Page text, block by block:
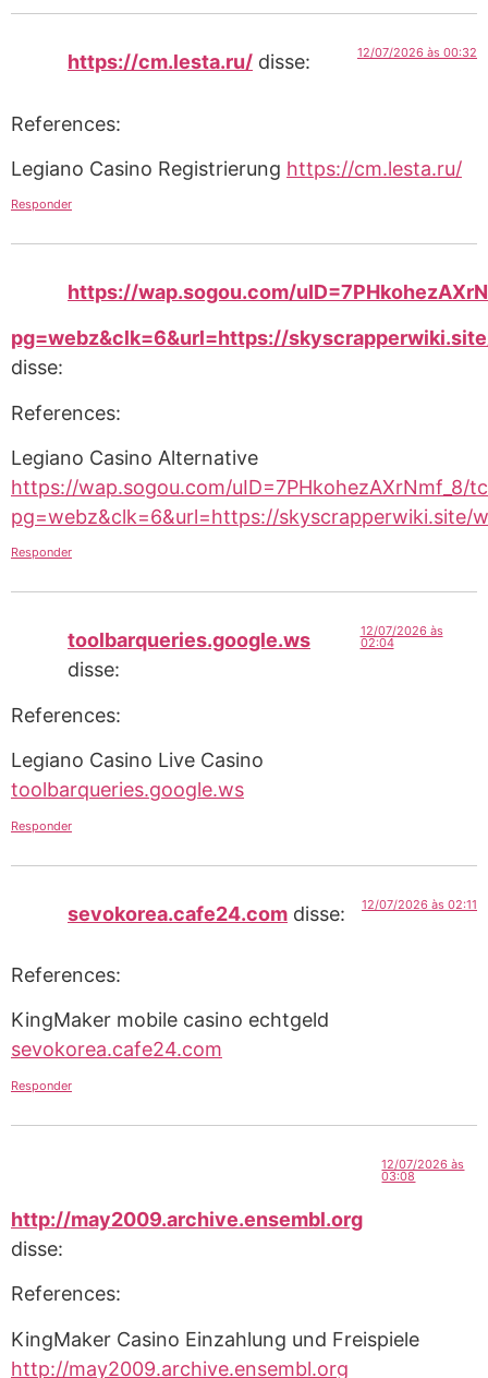
https://cm.lesta.ru/ disse: 12/07/2026 às 00:32
References:
Legiano Casino Registrierung https://cm.lesta.ru/
Responder
https://wap.sogou.com/
pg=webz&clk=6&url=https://
disse:
References:
Legiano Casino Alternative
https://wap.sogou.com/uID=7PHkohezAXrNmf_8/
pg=webz&clk=6&url=https://skyscrapperwiki.site/
Responder
toolbarqueries.google.ws
disse:
12/07/2026 às
02:04
References:
Legiano Casino Live Casino
toolbarqueries.google.ws
Responder
sevokorea.cafe24.com disse: 12/07/2026 às 02:11
References:
KingMaker mobile casino echtgeld
sevokorea.cafe24.com
Responder
http://may2009.archive.ensembl.org
disse:
12/07/2026 às
03:08
References:
KingMaker Casino Einzahlung und Freispiele
http://may2009.archive.ensembl.org